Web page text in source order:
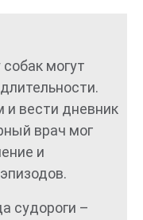
могут
и вести дневник
врач мог
и
судороги –